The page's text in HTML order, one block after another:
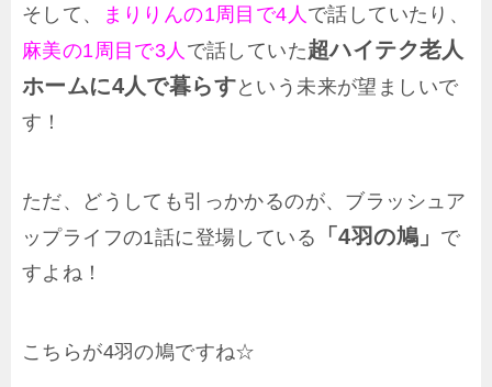
そして、 まりりんの1周目で4人 で話していたり、
麻美の1周目で3人 で話していた超ハイテク老人
ホームに4人で暮らすという未来が望ましいで
す！
ただ、どうしても引っかかるのが、ブラッシュア
ップライフの1話に登場している
「4羽の鳩」 で
すよね！
こちらが4羽の鳩ですね☆